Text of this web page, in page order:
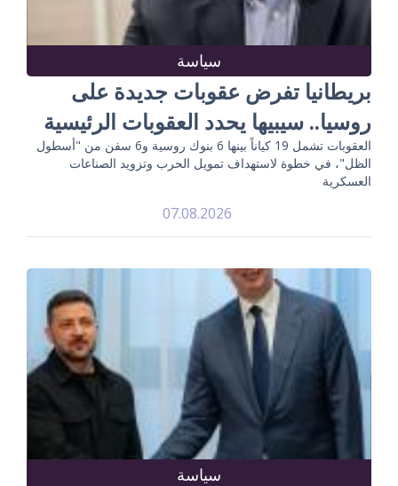
سياسة
بريطانيا تفرض عقوبات جديدة على
روسيا.. سيبيها يحدد العقوبات الرئيسية
العقوبات تشمل 19 كياناً بينها 6 بنوك روسية و6 سفن من "أسطول
الظل"، في خطوة لاستهداف تمويل الحرب وتزويد الصناعات
العسكرية
07.08.2026
سياسة